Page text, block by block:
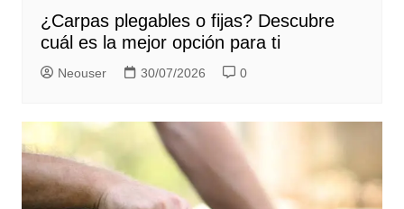
¿Carpas plegables o fijas? Descubre
cuál es la mejor opción para ti
Neouser 30/07/2026 0